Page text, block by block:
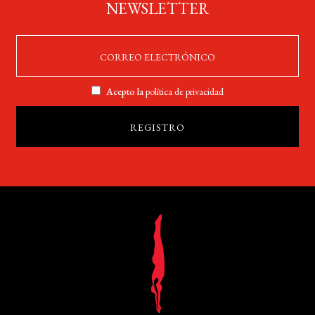
NEWSLETTER
Acepto lapolítica de privacidad